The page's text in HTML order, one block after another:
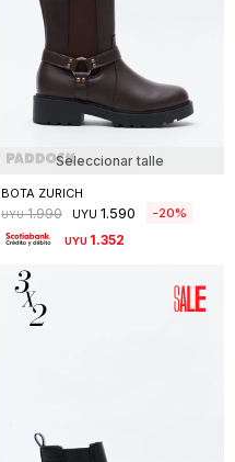
Seleccionar talle
BOTA ZURICH
UYU 1.990 UYU 1.590 20
UYU 1.352